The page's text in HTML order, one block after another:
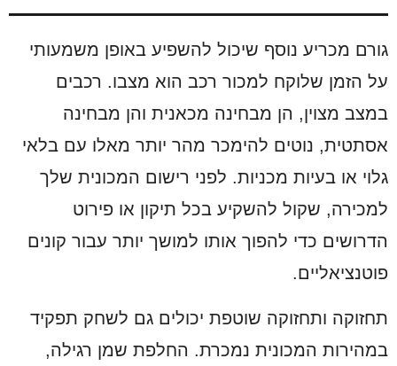
גורם מכריע נוסף שיכול להשפיע באופן משמעותי
על הזמן שלוקח למכור רכב הוא מצבו. רכבים
במצב מצוין, הן מבחינה מכאנית והן מבחינה
אסתטית, נוטים להימכר מהר יותר מאלו עם בלאי
גלוי או בעיות מכניות. לפני רישום המכונית שלך
למכירה, שקול להשקיע בכל תיקון או פירוט
הדרושים כדי להפוך אותו למושך יותר עבור קונים
פוטנציאליים.
תחזוקה ותחזוקה שוטפת יכולים גם לשחק תפקיד
במהירות המכונית נמכרת. החלפת שמן רגילה,